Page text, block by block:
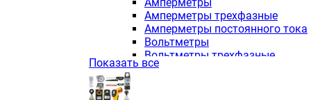
Амперметры трехфазные
Амперметры постоянного тока
Вольтметры
Вольтметры трехфазные
Вольтметры постоянного тока
Показать все